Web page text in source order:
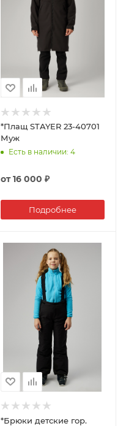
*Плащ STAYER 23-40701
Муж
Есть в наличии: 4
от16 000 ₽
Подробнее
*Брюки детские гор.